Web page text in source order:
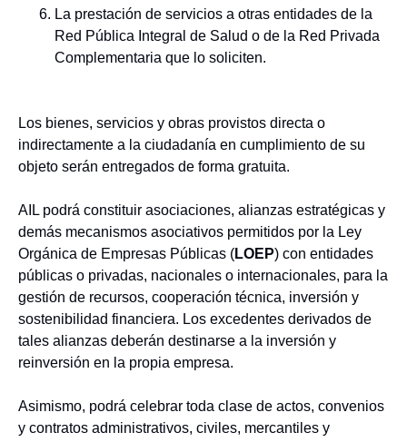
La prestación de servicios a otras entidades de la
Red Pública Integral de Salud o de la Red Privada
Complementaria que lo soliciten.
Los bienes, servicios y obras provistos directa o
indirectamente a la ciudadanía en cumplimiento de su
objeto serán entregados de forma gratuita.
AIL podrá constituir asociaciones, alianzas estratégicas y
demás mecanismos asociativos permitidos por la Ley
Orgánica de Empresas Públicas (LOEP) con entidades
públicas o privadas, nacionales o internacionales, para la
gestión de recursos, cooperación técnica, inversión y
sostenibilidad financiera. Los excedentes derivados de
tales alianzas deberán destinarse a la inversión y
reinversión en la propia empresa.
Asimismo, podrá celebrar toda clase de actos, convenios
y contratos administrativos, civiles, mercantiles y